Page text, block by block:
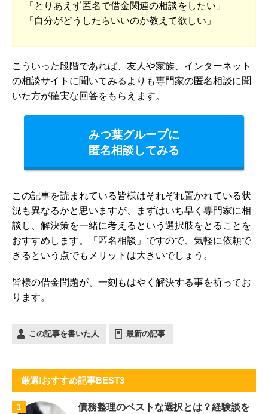
「とりあえず匿名で借金関連の相談をしたい」
「自分がどうしたらいいのか教えて欲しい」
こういった段階であれば、友人や家族、インターネット
の相談サイトに聞いてみるよりも専門家の匿名相談に聞
いた方が確実な回答をもらえます。
みつ葉グループに
匿名相談してみる
この記事を読まれている皆様はそれぞれ置かれている状
況も異なるかと思いますが、まずはいち早く専門家に相
談し、解決策を一緒に考えるという選択肢をとることを
おすすめします。「匿名相談」ですので、気軽に依頼で
きるという点でもメリットは大きいでしょう。
皆様の借金問題が、一刻もはやく解決する事を祈ってお
ります。
この記事を書いた人 最新の記事
厳選!おすすめ記事BEST3
1
債務整理のベストな選択とは？経験談を